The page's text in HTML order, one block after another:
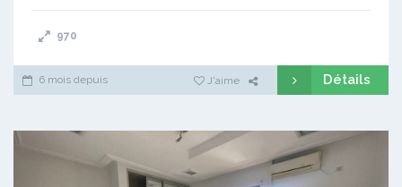
970
6 mois depuis J'aime Détails